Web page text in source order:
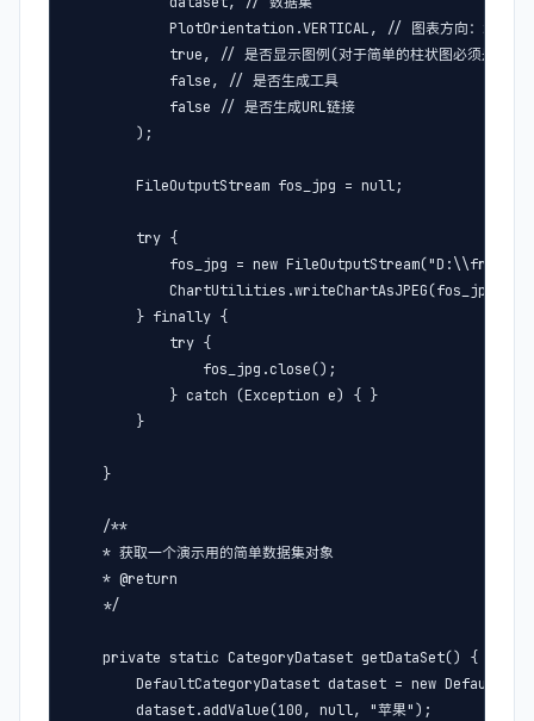
PlotOrientation.VERTICAL, // 图表方向：水平、
true, // 是否显示图例(对于简单的柱状图必须是
            false, // 是否生成工具
            false // 是否生成URL链接
        );
        FileOutputStream fos_jpg = null;
        try {
fos_jpg = new
        } finally {
            try {
                fos_jpg.close();
            } catch (Exception e) { }
        }
    }
    /**
    * 获取一个演示用的简单数据集对象
    * @return
    */
    private static CategoryDataset getDataSet() {
DefaultCategoryDataset dataset = new
        dataset.addValue(100, null, "苹果");